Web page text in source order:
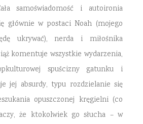
samoświadomość i autoironia
głównie w postaci Noah (mojego
ukrywać), nerda i miłośnika
komentuje wszystkie wydarzenia,
spuścizny gatunku i
jej absurdy, typu rozdzielanie się
opuszczonej kręgielni (co
że ktokolwiek go słucha – w